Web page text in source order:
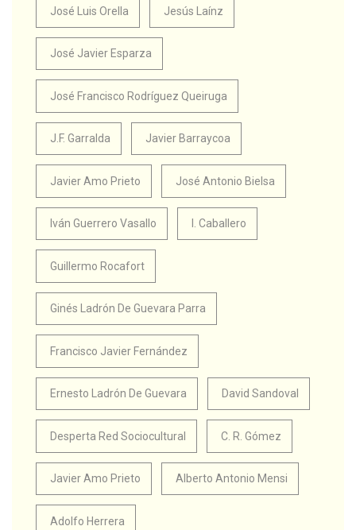
José Luis Orella Jesús Laínz
José Javier Esparza
José Francisco Rodríguez Queiruga
J.F. Garralda Javier Barraycoa
Javier Amo Prieto José Antonio Bielsa
Iván Guerrero Vasallo I. Caballero
Guillermo Rocafort
Ginés Ladrón De Guevara Parra
Francisco Javier Fernández
Ernesto Ladrón De Guevara David Sandoval
Desperta Red Sociocultural C. R. Gómez
Javier Amo Prieto Alberto Antonio Mensi
Adolfo Herrera